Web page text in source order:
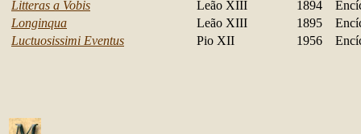
Litteras a Vobis Leão XIII 1894
Longinqua
Leão XIII 1895
Luctuosissimi Eventus
Pio XII 1956